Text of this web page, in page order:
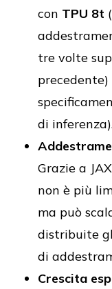
con TPU 8t
tre volte
precedente)
di
Grazie a
non è più
ma può
distribuite
di
Crescita